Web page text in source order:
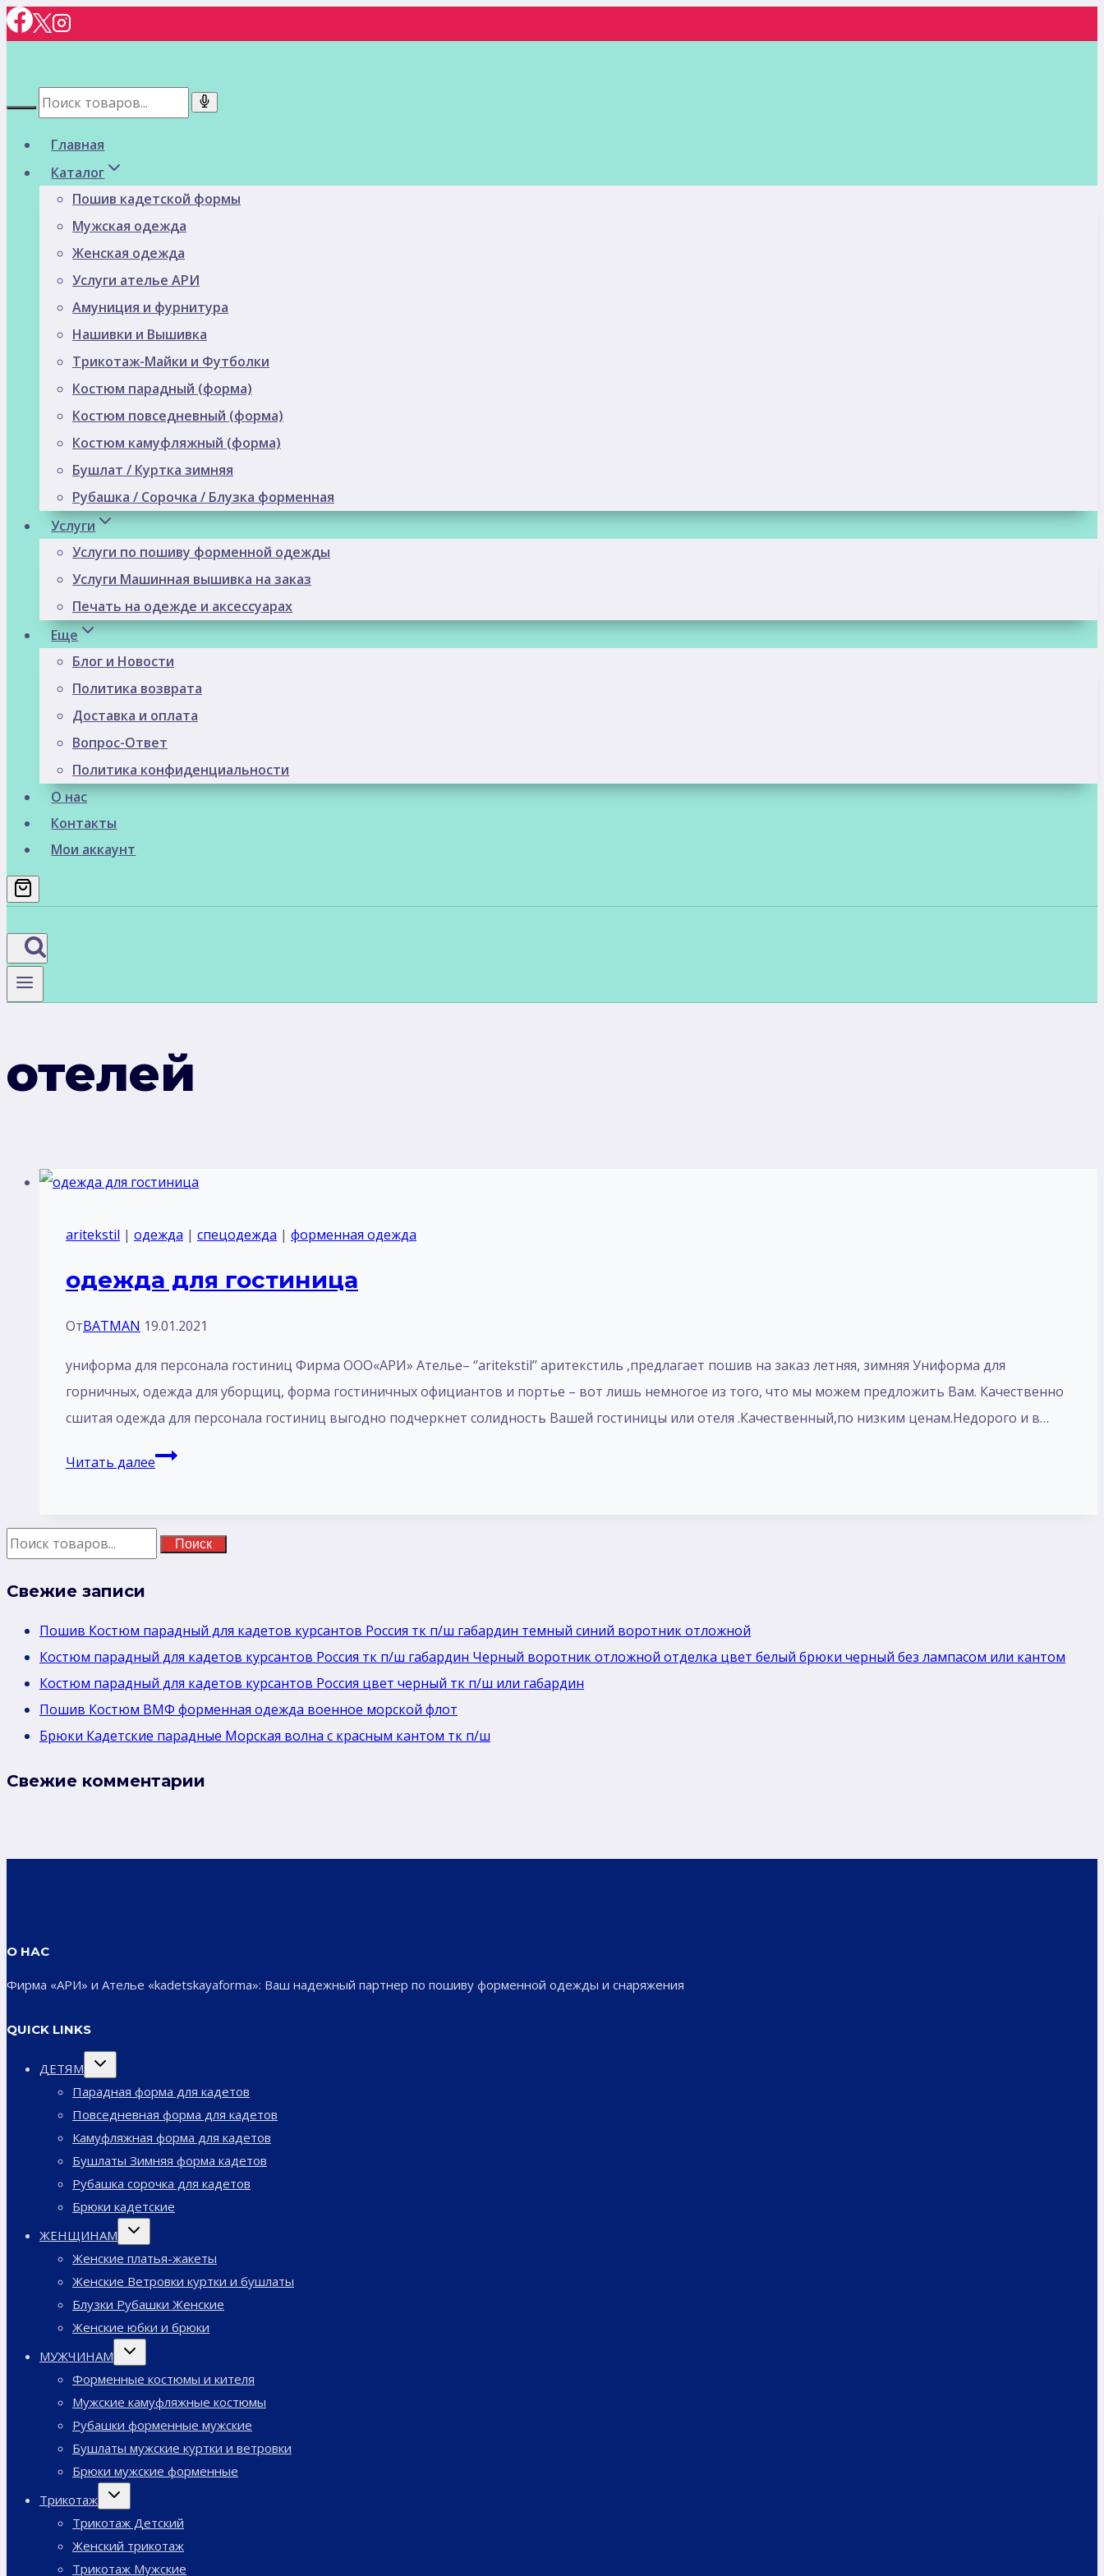
Перейти
к
Главная
Каталог
Пошив кадетской формы
Мужская одежда
Женская одежда
Услуги ателье АРИ
Амуниция и фурнитура
Нашивки и Вышивка
Трикотаж-Майки и Футболки
Костюм парадный (форма)
Костюм повседневный (форма)
Костюм камуфляжный (форма)
Бушлат / Куртка зимняя
Рубашка / Сорочка / Блузка форменная
Услуги
Услуги по пошиву форменной одежды
Услуги Машинная вышивка на заказ
Печать на одежде и аксессуарах
Еще
Блог и Новости
Политика возврата
Доставка и оплата
Вопрос-Ответ
Политика конфиденциальности
О нас
Контакты
Мои аккаунт
отелей
aritekstil | одежда | спецодежда | форменная одежда
одежда для гостиница
ОтBATMAN 19.01.2021
униформа для персонала гостиниц Фирма ООО«АРИ» Ателье– ‘’aritekstil’’ аритекстиль ,предлагает пошив на заказ летняя, зимняя Униформа для
горничных, одежда для уборщиц, форма гостиничных официантов и портье – вот лишь немногое из того, что мы можем предложить Вам. Качественно
сшитая одежда для персонала гостиниц выгодно подчеркнет солидность Вашей гостиницы или отеля .Качественный,по низким ценам.Недорого и в…
Читать далееодежда
Поиск
Свежие записи
Пошив Костюм парадный для кадетов курсантов Россия тк п/ш габардин темный синий воротник отложной
Костюм парадный для кадетов курсантов Россия тк п/ш габардин Черный воротник отложной отделка цвет белый брюки черный без лaмпасом или кантом
Костюм парадный для кадетов курсантов Россия цвет черный тк п/ш или габардин
Пошив Костюм ВМФ форменная одежда военное морской флот
Брюки Кадетские парадные Морская волна с красным кантом тк п/ш
Свежие комментарии
О НАС
Фирма «АРИ» и Ателье «kadetskayaforma»: Ваш надежный партнер по пошиву форменной одежды и снаряжения
QUICK LINKS
ДЕТЯМ
Переключить
Парадная форма для кадетов
Повседневная форма для кадетов
Камуфляжная форма для кадетов
Бушлаты Зимняя форма кадетов
Рубашка сорочка для кадетов
Брюки кадетские
ЖЕНЩИНАМ
Переключить
Женские платья-жакеты
Женские Ветровки куртки и бушлаты
Блузки Рубашки Женские
Женские юбки и брюки
МУЖЧИНАМ
Переключить
Форменные костюмы и кителя
Мужские камуфляжные костюмы
Рубашки форменные мужские
Бушлаты мужские куртки и ветровки
Брюки мужские форменные
Трикотаж
Переключить
Трикотаж Детский
Женский трикотаж
Трикотаж Мужские